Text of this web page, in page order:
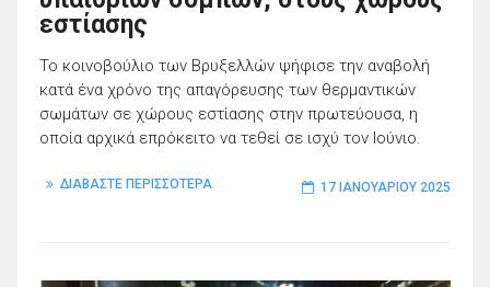
εστίασης
Το κοινοβούλιο των Βρυξελλών ψήφισε την αναβολή
κατά ένα χρόνο της απαγόρευσης των θερμαντικών
σωμάτων σε χώρους εστίασης στην πρωτεύουσα, η
οποία αρχικά επρόκειτο να τεθεί σε ισχύ τον Ιούνιο.
ΔΙΑΒΑΣΤΕ ΠΕΡΙΣΣΟΤΕΡΑ 17 ΙΑΝΟΥΑΡΊΟΥ 2025